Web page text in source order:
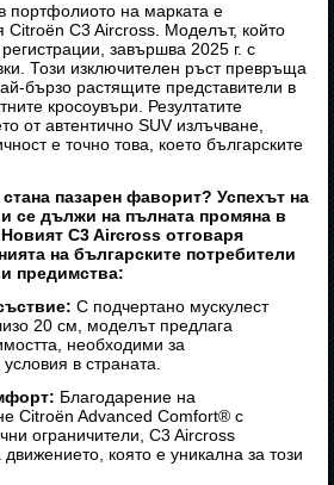
портфолиото на марката е
Citroën C3 Aircross. Моделът, който
завършва 2025 г. с
Този изключителен ръст превръща
бързо растящите представители в
кросоувъри. Резултатите
от автентично SUV излъчване,
е точно това, което българските
пазарен фаворит? Успехът на
се дължи на пълната промяна в
C3 Aircross отговаря
на българските потребители
предимства:
С подчертано мускулест
20 см, моделът предлага
необходими за
в страната.
Благодарение на
Citroën Advanced Comfort® с
ограничители, C3 Aircross
която е уникална за този